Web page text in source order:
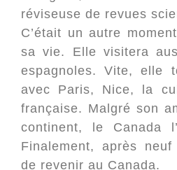
réviseuse de revues
C’était un autre
sa vie. Elle visitera
espagnoles. Vite, elle
avec Paris, Nice, la
française. Malgré son
continent, le Canada
Finalement, après
de revenir au Canada.